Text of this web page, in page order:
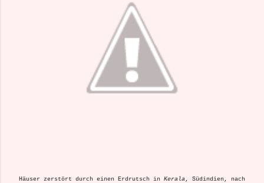
Häuser zerstört durch einen Erdrutsch in Kerala, Südindien, nach